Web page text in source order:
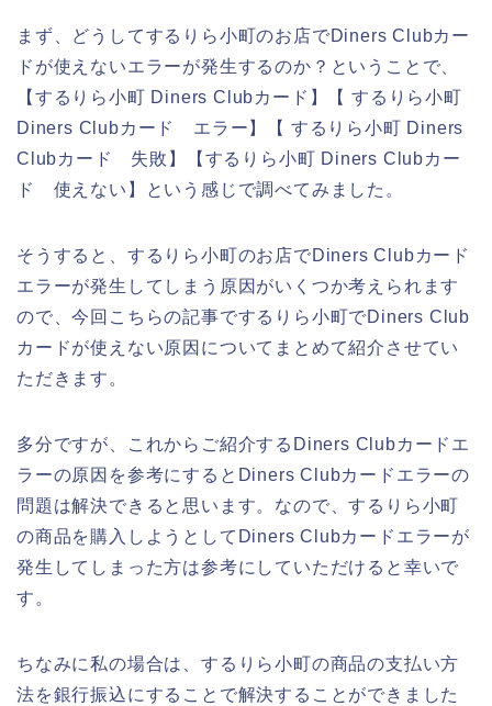
まず、どうしてするりら小町のお店でDiners Clubカー
ドが使えないエラーが発生するのか？ということで、
【するりら小町 Diners Clubカード】【 するりら小町
Diners Clubカード エラー】【 するりら小町 Diners
Clubカード 失敗】【するりら小町 Diners Clubカー
ド 使えない】という感じで調べてみました。
そうすると、するりら小町のお店でDiners Clubカード
エラーが発生してしまう原因がいくつか考えられます
ので、今回こちらの記事でするりら小町でDiners Club
カードが使えない原因についてまとめて紹介させてい
ただきます。
多分ですが、これからご紹介するDiners Clubカードエ
ラーの原因を参考にするとDiners Clubカードエラーの
問題は解決できると思います。なので、するりら小町
の商品を購入しようとしてDiners Clubカードエラーが
発生してしまった方は参考にしていただけると幸いで
す。
ちなみに私の場合は、するりら小町の商品の支払い方
法を銀行振込にすることで解決することができました